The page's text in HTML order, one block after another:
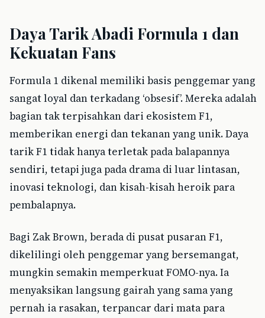
Daya Tarik Abadi Formula 1 dan
Kekuatan Fans
Formula 1 dikenal memiliki basis penggemar yang
sangat loyal dan terkadang ‘obsesif’. Mereka adalah
bagian tak terpisahkan dari ekosistem F1,
memberikan energi dan tekanan yang unik. Daya
tarik F1 tidak hanya terletak pada balapannya
sendiri, tetapi juga pada drama di luar lintasan,
inovasi teknologi, dan kisah-kisah heroik para
pembalapnya.
Bagi Zak Brown, berada di pusat pusaran F1,
dikelilingi oleh penggemar yang bersemangat,
mungkin semakin memperkuat FOMO-nya. Ia
menyaksikan langsung gairah yang sama yang
pernah ia rasakan, terpancar dari mata para